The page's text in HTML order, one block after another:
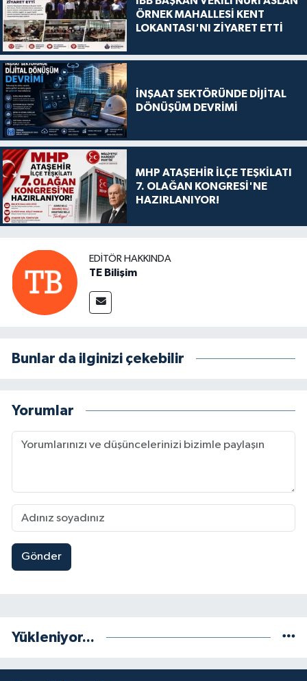
ÖRNEK MAHALLESİ KENT
LOKANTASI'NI ZİYARET ETTİ
İNŞAAT SEKTÖRÜNDE DİJİTAL
DÖNÜŞÜM DEVRİMİ
MHP ATAŞEHİR İLÇE TEŞKİLATI
7. OLAĞAN KONGRESİ'NE
HAZIRLANIYOR!
EDITÖR HAKKINDA
TE Bilişim
Bunlar da ilginizi çekebilir
Yorumlar
Gönder
Yükleniyor...